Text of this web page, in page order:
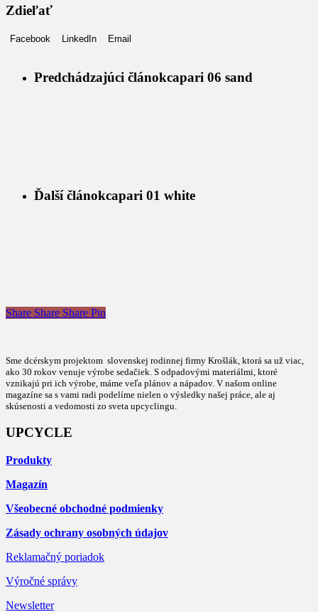
Zdieľať
Facebook LinkedIn Email
Predchádzajúci článokcapari 06 sand
Ďalší článokcapari 01 white
Share Share Share Pin
Sme dcérskym projektom slovenskej rodinnej firmy Krošlák, ktorá sa už viac,
ako 30 rokov venuje výrobe sedačiek. S odpadovými materiálmi, ktoré
vznikajú pri ich výrobe, máme veľa plánov a nápadov. V našom online
magazíne sa s vami radi podelíme nielen o výsledky našej práce, ale aj
skúsenosti a vedomosti zo sveta upcyclingu.
UPCYCLE
Produkty
Magazín
Všeobecné obchodné podmienky
Zásady ochrany osobných údajov
Reklamačný poriadok
Výročné správy
Newsletter